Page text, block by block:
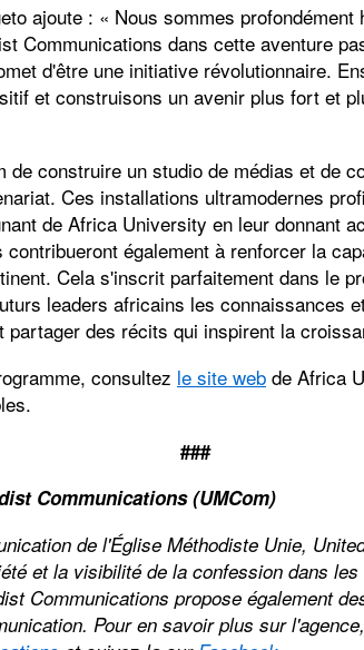
ajoute : « Nous sommes
Communications dans cette aventure
d'être une initiative révolutionnaire.
et construisons un avenir plus fort et
de construire un studio de médias et de
Ces installations ultramodernes
de Africa University en leur donnant
également à renforcer la
Cela s'inscrit parfaitement dans le
leaders africains les connaissances
partager des récits qui inspirent la
consultez le site web de Africa
###
Communications (UMCom)
de l'Église Méthodiste Unie,
et la visibilité de la confession dans
Communications propose également
Pour en savoir plus sur